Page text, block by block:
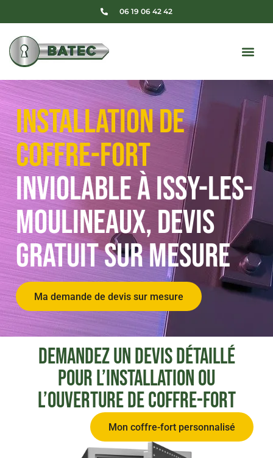
06 19 06 42 42
Installation de
coffre-fort
inviolable à Issy-les-
Moulineaux, Devis
gratuit sur mesure
Ma demande de devis sur mesure
Demandez un devis détaillé
pour l’installation ou
l’ouverture de coffre-fort
Mon coffre-fort personnalisé